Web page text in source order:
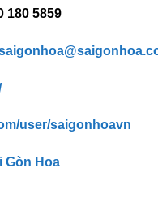
180 5859
user/saigonhoavn
Gòn Hoa